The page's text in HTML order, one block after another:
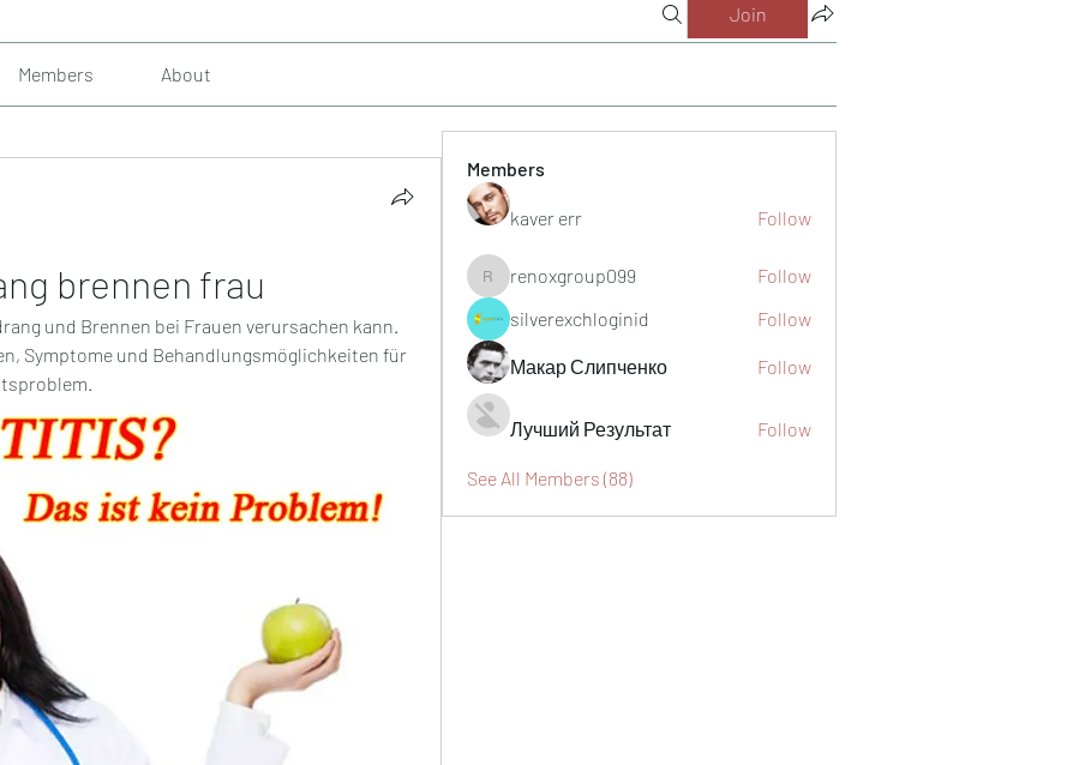
Join
Members About
brennen frau
und Brennen bei Frauen verursachen kann.
Symptome und Behandlungsmöglichkeiten für
Members
kaver err Follow
renoxgroup099
renoxgroup099
Follow
silverexchloginid
Follow
Макар Слипченко Follow
Лучший Результат Follow
See All Members (88)